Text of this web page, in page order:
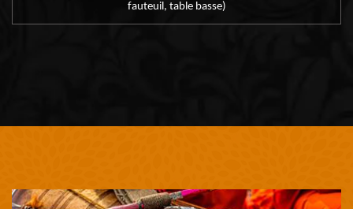
fauteuil, table basse)